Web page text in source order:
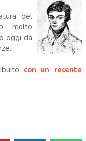
del
molto
oggi da
con un recente